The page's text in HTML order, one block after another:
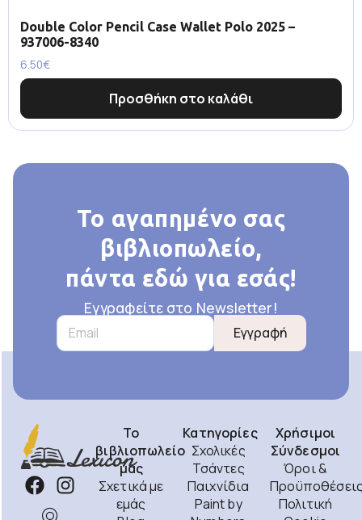
Double Color Pencil Case Wallet Polo 2025 –
937006-8340
6.50€
Προσθήκη στο καλάθι
Το αγαπημένο σας
βιβλιοπωλείο,
πάντα εδώ για εσάς!
Εγγραφείτε στο Newsletter!
Εγγραφή
Το
βιβλιοπωλείο
μας
Σχετικά με
εμάς
Κατηγορίες
Σχολικές
Τσάντες
Παιχνίδια
Paint by
Χρήσιμοι
Σύνδεσμοι
Όροι &
Πολιτική